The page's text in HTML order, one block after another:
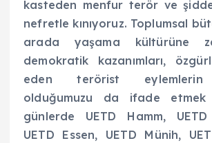
kasteden menfur terör ve
nefretle kınıyoruz. Toplumsal
arada yaşama kültürüne
demokratik kazanımları,
eden terörist eylemlerin
olduğumuzu da ifade etmek
günlerde UETD Hamm, UETD
UETD Essen, UETD Münih,